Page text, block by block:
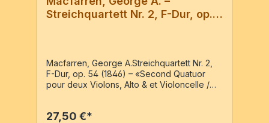
Streichquartett Nr. 2, F-Dur, op.
Macfarren, George A.Streichquartett Nr. 2,
F-Dur, op. 54 (1846) – «Second Quatuor
pour deux Violons, Alto & et Violoncelle /
PN: 1493, [c1846 ]2Vl, Va, Vc4 Stimmen / 52
27,50 €*